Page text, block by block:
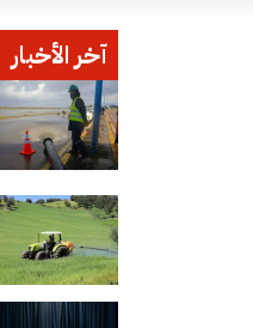
آخر الأخبار